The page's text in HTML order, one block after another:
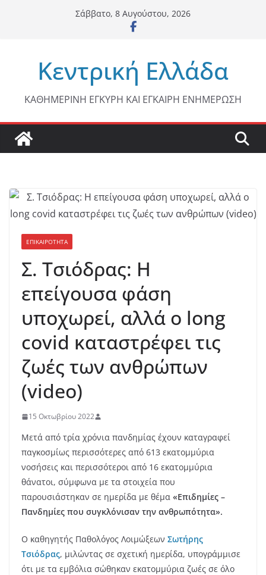
Σάββατο, 8 Αυγούστου, 2026
Κεντρική Ελλάδα
ΚΑΘΗΜΕΡΙΝΗ ΕΓΚΥΡΗ ΚΑΙ ΕΓΚΑΙΡΗ ΕΝΗΜΕΡΩΣΗ
ΕΠΙΚΑΙΡΟΤΗΤΑ
Σ. Τσιόδρας: Η
επείγουσα φάση
υποχωρεί, αλλά ο long
covid καταστρέφει τις
ζωές των ανθρώπων
(video)
15 Οκτωβρίου 2022
Μετά από τρία χρόνια πανδημίας έχουν καταγραφεί
παγκοσμίως περισσότερες από 613 εκατομμύρια
νοσήσεις και περισσότεροι από 16 εκατομμύρια
θάνατοι, σύμφωνα με τα στοιχεία που
παρουσιάστηκαν σε ημερίδα με θέμα «Επιδημίες –
Πανδημίες που συγκλόνισαν την ανθρωπότητα».
Ο καθηγητής Παθολόγος Λοιμώξεων Σωτήρης
Τσιόδρας, μιλώντας σε σχετική ημερίδα, υπογράμμισε
ότι με τα εμβόλια σώθηκαν εκατομμύρια ζωές σε όλο